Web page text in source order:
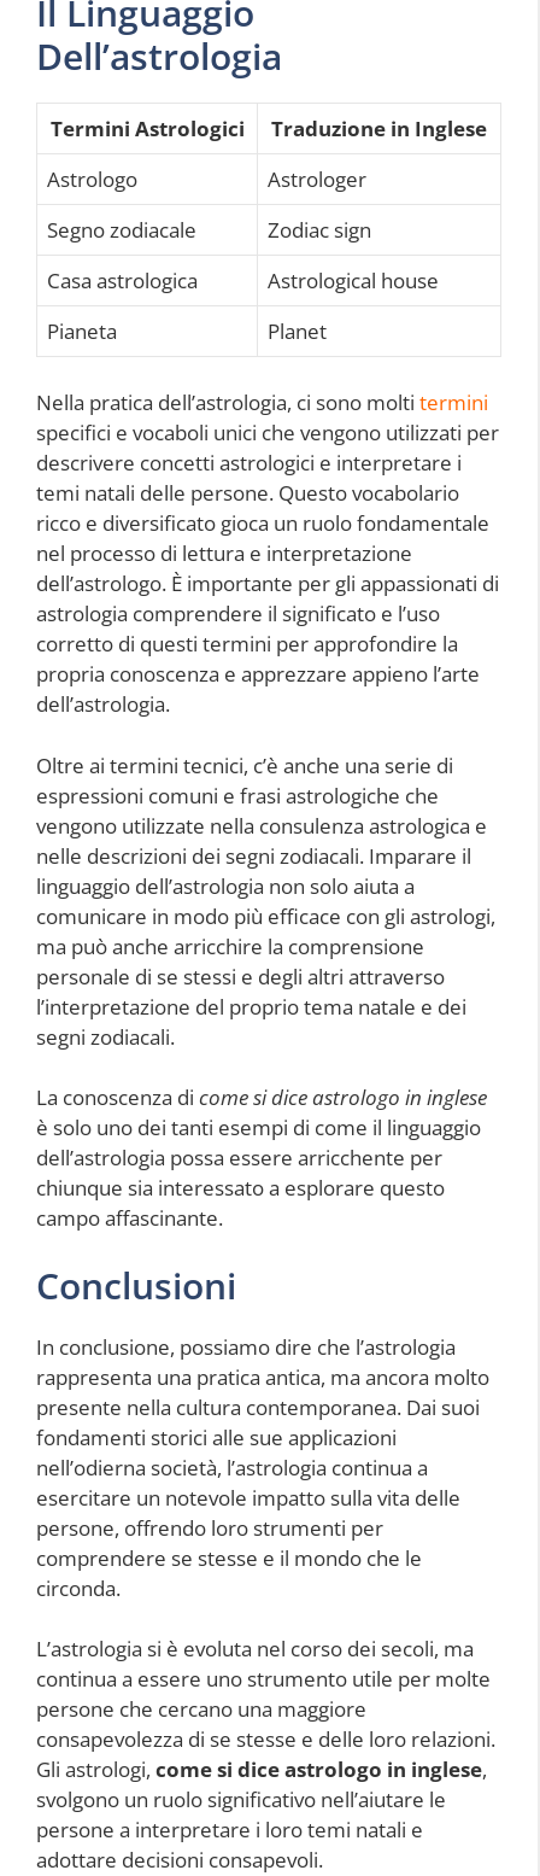
Il Linguaggio
Dell’astrologia
Termini Astrologici
Traduzione in Inglese
Astrologo
Astrologer
Segno zodiacale
Zodiac sign
Casa astrologica
Astrological house
Pianeta
Planet
Nella pratica dell’astrologia, ci sono molti termini
specifici e vocaboli unici che vengono utilizzati per
descrivere concetti astrologici e interpretare i
temi natali delle persone. Questo vocabolario
ricco e diversificato gioca un ruolo fondamentale
nel processo di lettura e interpretazione
dell’astrologo. È importante per gli appassionati di
astrologia comprendere il significato e l’uso
corretto di questi termini per approfondire la
propria conoscenza e apprezzare appieno l’arte
dell’astrologia.
Oltre ai termini tecnici, c’è anche una serie di
espressioni comuni e frasi astrologiche che
vengono utilizzate nella consulenza astrologica e
nelle descrizioni dei segni zodiacali. Imparare il
linguaggio dell’astrologia non solo aiuta a
comunicare in modo più efficace con gli astrologi,
ma può anche arricchire la comprensione
personale di se stessi e degli altri attraverso
l’interpretazione del proprio tema natale e dei
segni zodiacali.
La conoscenza di come si dice astrologo in inglese
è solo uno dei tanti esempi di come il linguaggio
dell’astrologia possa essere arricchente per
chiunque sia interessato a esplorare questo
campo affascinante.
Conclusioni
In conclusione, possiamo dire che l’astrologia
rappresenta una pratica antica, ma ancora molto
presente nella cultura contemporanea. Dai suoi
fondamenti storici alle sue applicazioni
nell’odierna società, l’astrologia continua a
esercitare un notevole impatto sulla vita delle
persone, offrendo loro strumenti per
comprendere se stesse e il mondo che le
circonda.
L’astrologia si è evoluta nel corso dei secoli, ma
continua a essere uno strumento utile per molte
persone che cercano una maggiore
consapevolezza di se stesse e delle loro relazioni.
Gli astrologi, come si dice astrologo in inglese,
svolgono un ruolo significativo nell’aiutare le
persone a interpretare i loro temi natali e
adottare decisioni consapevoli.